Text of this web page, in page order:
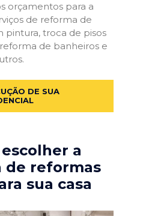
orçamentos para a
de reforma de
pintura, troca de pisos
de banheiros e
DE SUA
a
de reformas
sua casa